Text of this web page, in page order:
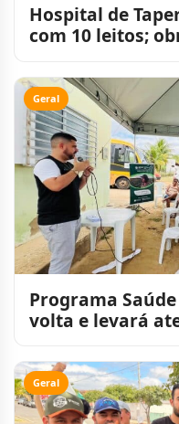
Hospital de
com 10 leitos;
Geral
Programa
volta e levará
Geral